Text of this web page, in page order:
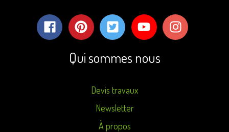
Qui sommes nous
Devis travaux
Newsletter
À propos